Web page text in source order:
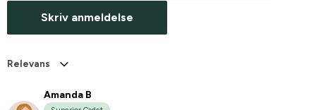
Skriv anmeldelse
Relevans
Amanda B